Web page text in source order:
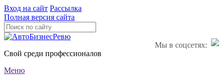
Вход на сайт Рассылка
Полная версия сайта
Мы в соцсетях:
Свой среди профессионалов
Меню